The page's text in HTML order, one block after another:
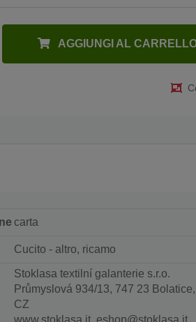
AGGIUNGI AL
carta
Cucito - altro, ricamo
Stoklasa textilní galanterie s.r.o.
Průmyslová 934/13, 747 23 Bolatice,
CZ